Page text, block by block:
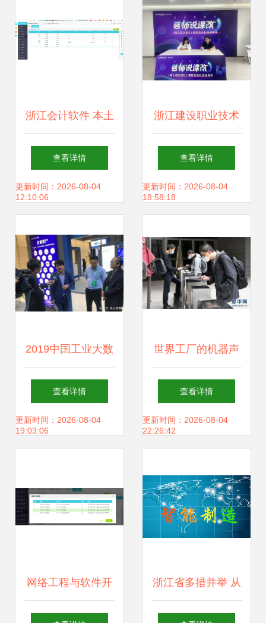
浙江会计软件 本土
化开发的标杆与实
践
查看详情
更新时间：2026-08-04
12:10:06
浙江建设职业技术
学院深化校企合
作，赋能学校内涵
之路
查看详情
更新时间：2026-08-04
18:58:18
2019中国工业大数
据大会钱塘峰会 美
云智数数字化转型
引浙江软件开发热
潮
查看详情
更新时间：2026-08-04
19:03:06
世界工厂的机器声
渐响 巩固防控成
效，有序推进复工
江软件开发为例
查看详情
更新时间：2026-08-04
22:26:42
网络工程与软件开
发 浙江地区的发票
浙江省多措并举 从
六大方面精准扶持